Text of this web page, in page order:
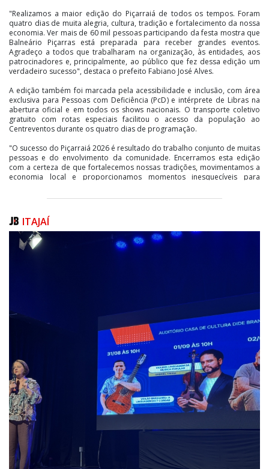
"Realizamos a maior edição do Piçarraiá de todos os tempos. Foram
quatro dias de muita alegria, cultura, tradição e fortalecimento da nossa
economia. Ver mais de 60 mil pessoas participando da festa mostra que
Balneário Piçarras está preparada para receber grandes eventos.
Agradeço a todos que trabalharam na organização, às entidades, aos
patrocinadores e, principalmente, ao público que fez dessa edição um
verdadeiro sucesso", destaca o prefeito Fabiano José Alves.
A edição também foi marcada pela acessibilidade e inclusão, com área
exclusiva para Pessoas com Deficiência (PcD) e intérprete de Libras na
abertura oficial e em todos os shows nacionais. O transporte coletivo
gratuito com rotas especiais facilitou o acesso da população ao
Centreventos durante os quatro dias de programação.
"O sucesso do Piçarraiá 2026 é resultado do trabalho conjunto de muitas
pessoas e do envolvimento da comunidade. Encerramos esta edição
com a certeza de que fortalecemos nossas tradições, movimentamos a
economia local e proporcionamos momentos inesquecíveis para
próximos grandes eventos do município sejam ainda melhores", ressalta
Premiação aos bananicultores
pesado com 66,0 kg. Da variedade Prata foram 9 cachos com peso total
269,2 kg com média de 29,910 kg por cacho, sendo o cacho mais pesado
com 35,1kg.
Os cachos premiados da variedade Cavendish:
2° Bertolino Vilvert
3° Marcos Alexandre Vilvert
4° Luiz Carlos Habitzreiter
5° Geovane Ferreira
Cacho mais pesado: 66 kg de Adenilson Antunes Ramos
ITAJAÍ